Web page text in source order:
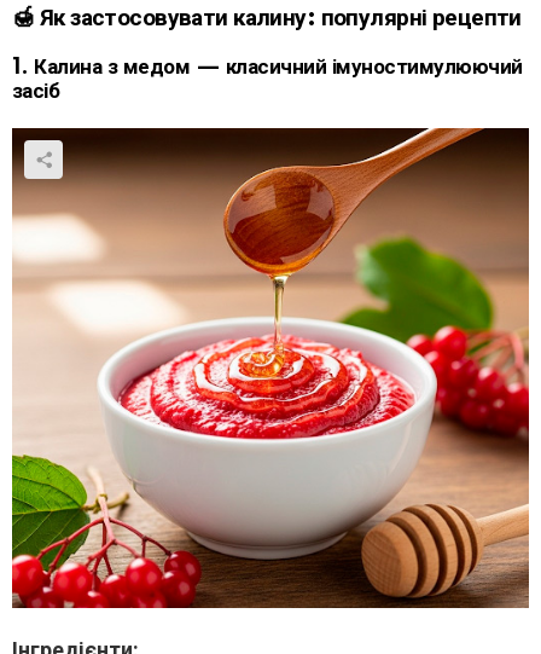
🍯 Як застосовувати калину: популярні рецепти
1. Калина з медом — класичний імуностимулюючий
засіб